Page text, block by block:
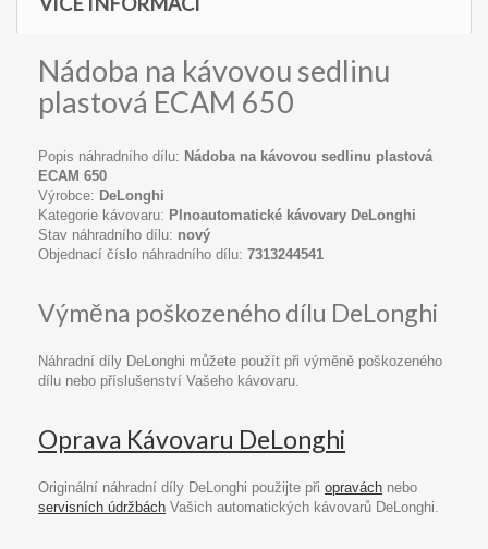
Nádoba na kávovou sedlinu
plastová ECAM 650
Popis náhradního dílu: Nádoba na kávovou sedlinu plastová
ECAM 650
Výrobce: DeLonghi
Kategorie kávovaru: Plnoautomatické kávovary DeLonghi
Stav náhradního dílu: nový
Objednací číslo náhradního dílu: 7313244541
Výměna poškozeného dílu DeLonghi
Náhradní díly DeLonghi můžete použít při výměně poškozeného
dílu nebo příslušenství Vašeho kávovaru.
Oprava Kávovaru DeLonghi
Originální náhradní díly DeLonghi použijte při opravách nebo
servisních údržbách Vašich automatických kávovarů DeLonghi.